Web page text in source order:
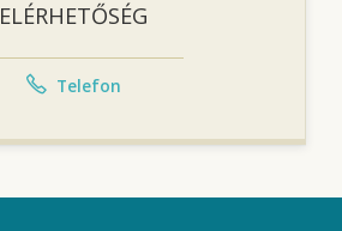
ELÉRHETŐSÉG
Telefon